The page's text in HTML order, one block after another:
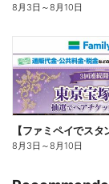
8月3日 ～8月10日
8月3日 ～8月10日